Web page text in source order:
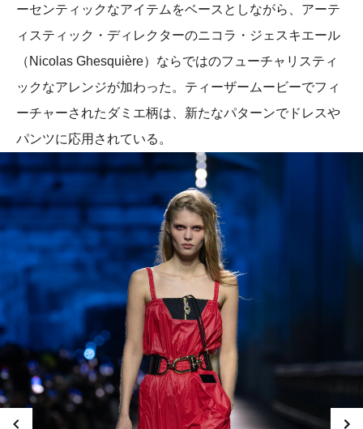
ーセンティックなアイテムをベースとしながら、アーテ
ィスティック・ディレクターのニコラ・ジェスキエール
（Nicolas Ghesquière）ならではのフューチャリスティ
ックなアレンジが加わった。ティーザームービーでフィ
ーチャーされたダミエ柄は、新たなパターンでドレスや
パンツに応用されている。